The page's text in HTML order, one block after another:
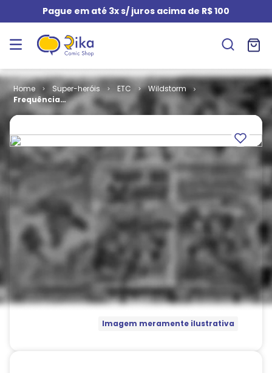
Pague em até 3x s/ juros acima de R$ 100
Super-heróis ETC
Wildstorm
Frequência
Global # 6
Imagem meramente ilustrativa